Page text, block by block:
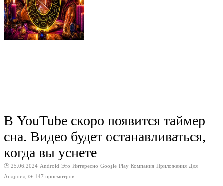
В YouTube скоро появится таймер
сна. Видео будет останавливаться,
когда вы уснете
🕑 25.06.2024 Android Это Интересно Google Play Компания Приложения Для
Андроид 👀 147 просмотров